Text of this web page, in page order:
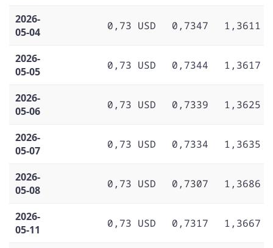
2026-
05-04
0,73 USD 0,7347 1,3611
2026-
05-05
0,73 USD 0,7344 1,3617
2026-
05-06
0,73 USD 0,7339 1,3625
2026-
05-07
0,73 USD 0,7334 1,3635
2026-
05-08
0,73 USD 0,7307 1,3686
2026-
05-11
0,73 USD 0,7317 1,3667